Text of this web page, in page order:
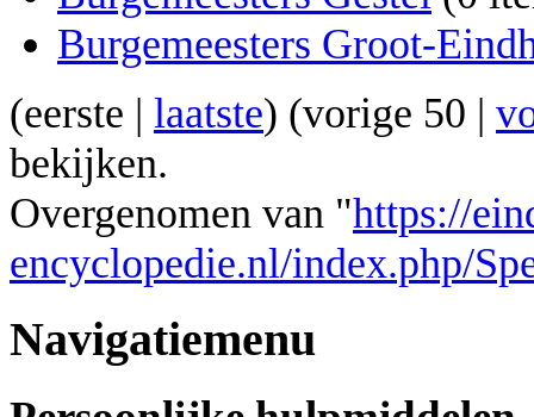
Burgemeesters Groot-
(eerste | laatste) (vorige 50 |
bekijken.
Overgenomen van "https://
encyclopedie.nl/index.php/
Navigatiemenu